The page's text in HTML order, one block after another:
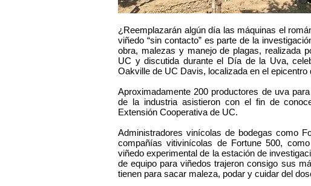
¿Reemplazarán algún día las máquinas el
viñedo “sin contacto” es parte de la
obra, malezas y manejo de plagas, realizada
UC y discutida durante el Día de la Uva,
Oakville de UC Davis, localizada en el
Aproximadamente 200 productores de uva
de la industria asistieron con el fin de
Extensión Cooperativa de UC.
Administradores vinícolas de bodegas como
compañías vitivinícolas de Fortune 500,
viñedo experimental de la estación de
de equipo para viñedos trajeron consigo sus
tienen para sacar maleza, podar y cuidar del